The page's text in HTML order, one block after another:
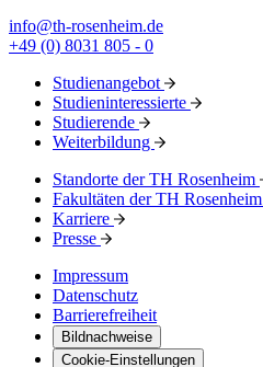
info@th-rosenheim.de
+49 (0) 8031 805 - 0
Studienangebot
Studieninteressierte
Studierende
Weiterbildung
Standorte der TH Rosenheim
Fakultäten der TH Rosenheim
Karriere
Presse
Impressum
Datenschutz
Barrierefreiheit
Bildnachweise
Cookie-Einstellungen